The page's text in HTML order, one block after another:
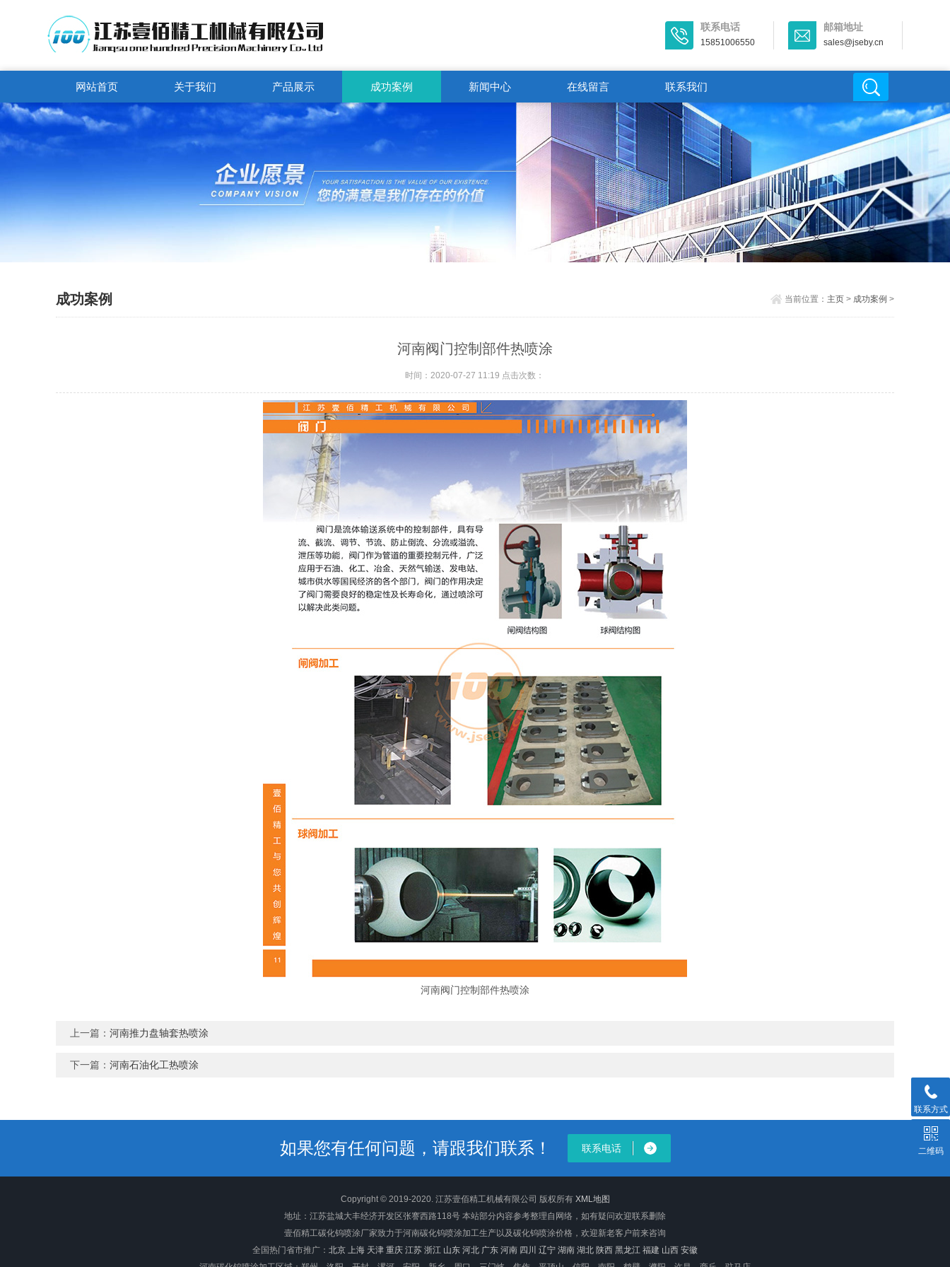
联系电话
15851006550
邮箱地址
sales@jseby.cn
网站首页 关于我们 产品展示 成功案例 新闻中心 在线留言 联系我们
成功案例 当前位置： 主页> 成功案例 >
河南阀门控制部件热喷涂
时间：2020-07-27 11:19 点击次数：
河南阀门控制部件热喷涂
上一篇：河南推力盘轴套热喷涂
下一篇：河南石油化工热喷涂
如果您有任何问题，请跟我们联系！ 联系电话
Copyright © 2019-2020. 江苏壹佰精工机械有限公司 版权所有 XML地图
地址：江苏盐城大丰经济开发区张謇西路118号 本站部分内容参考整理自网络，如有疑问欢迎联系删除
壹佰精工碳化钨喷涂厂家致力于河南碳化钨喷涂加工生产以及碳化钨喷涂价格，欢迎新老客户前来咨询
全国热门省市推广： 北京 上海 天津 重庆 江苏 浙江 山东 河北 广东 河南 四川 辽宁 湖南 湖北 陕西 黑龙江 福建 山西 安徽
联系方式
二维码